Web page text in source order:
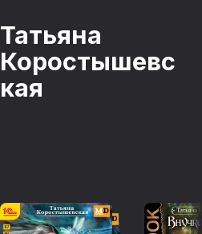
Татьяна
Коростышевс
кая